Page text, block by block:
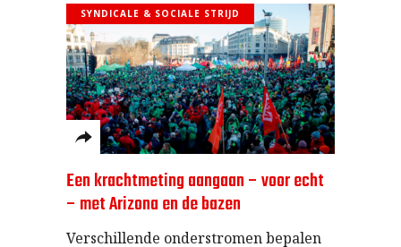
SYNDICALE & SOCIALE STRIJD
Een krachtmeting aangaan – voor echt
– met Arizona en de bazen
Verschillende onderstromen bepalen